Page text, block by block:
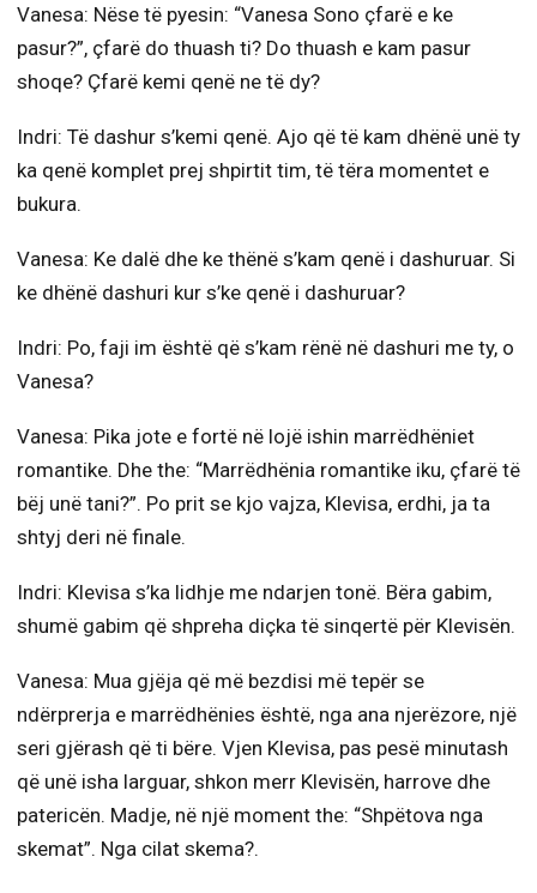
Vanesa: Nëse të pyesin: “Vanesa Sono çfarë e ke
pasur?”, çfarë do thuash ti? Do thuash e kam pasur
shoqe? Çfarë kemi qenë ne të dy?
Indri: Të dashur s’kemi qenë. Ajo që të kam dhënë unë ty
ka qenë komplet prej shpirtit tim, të tëra momentet e
bukura.
Vanesa: Ke dalë dhe ke thënë s’kam qenë i dashuruar. Si
ke dhënë dashuri kur s’ke qenë i dashuruar?
Indri: Po, faji im është që s’kam rënë në dashuri me ty, o
Vanesa?
Vanesa: Pika jote e fortë në lojë ishin marrëdhëniet
romantike. Dhe the: “Marrëdhënia romantike iku, çfarë të
bëj unë tani?”. Po prit se kjo vajza, Klevisa, erdhi, ja ta
shtyj deri në finale.
Indri: Klevisa s’ka lidhje me ndarjen tonë. Bëra gabim,
shumë gabim që shpreha diçka të sinqertë për Klevisën.
Vanesa: Mua gjëja që më bezdisi më tepër se
ndërprerja e marrëdhënies është, nga ana njerëzore, një
seri gjërash që ti bëre. Vjen Klevisa, pas pesë minutash
që unë isha larguar, shkon merr Klevisën, harrove dhe
patericën. Madje, në një moment the: “Shpëtova nga
skemat”. Nga cilat skema?.